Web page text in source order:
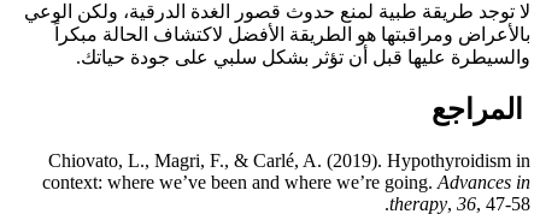
لا توجد طريقة طبية لمنع حدوث قصور الغدة الدرقية، ولكن الوعي
بالأعراض ومراقبتها هو الطريقة الأفضل لاكتشاف الحالة مبكراً
والسيطرة عليها قبل أن تؤثر بشكل سلبي على جودة حياتك.
المراجع
Chiovato, L., Magri, F., & Carlé, A. (2019). Hypothyroidism in
context: where we’ve been and where we’re going. Advances in
therapy, 36, 47-58.